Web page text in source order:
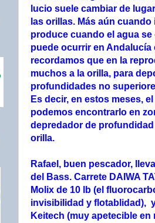
lucio suele cambiar de
las orillas. Más aún
produce cuando el agua
puede ocurrir en Andalucía
recordamos que en la
muchos a la orilla, para
profundidades no
Es decir, en estos meses,
podemos encontrarlo en
depredador de
orilla.
Rafael, buen pescador,
del Bass. Carrete DAIWA
Molix de 10 lb (el
invisibilidad y flotablidad),
Keitech (muy apetecible